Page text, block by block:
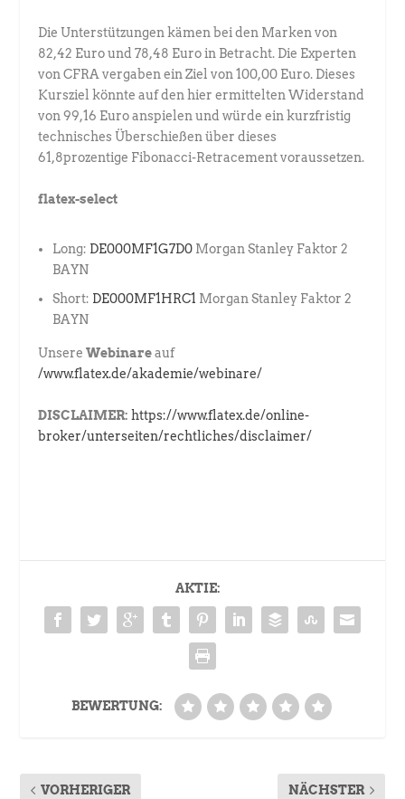
Die Unterstützungen kämen bei den Marken von
82,42 Euro und 78,48 Euro in Betracht. Die Experten
von CFRA vergaben ein Ziel von 100,00 Euro. Dieses
Kursziel könnte auf den hier ermittelten Widerstand
von 99,16 Euro anspielen und würde ein kurzfristig
technisches Überschießen über dieses
61,8prozentige Fibonacci-Retracement voraussetzen.
flatex-select
Long: DE000MF1G7D0 Morgan Stanley Faktor 2
BAYN
Short: DE000MF1HRC1 Morgan Stanley Faktor 2
BAYN
UnsereWebinareauf
/www.flatex.de/akademie/webinare/
DISCLAIMER: https://www.flatex.de/online-
broker/unterseiten/rechtliches/disclaimer/
AKTIE:
BEWERTUNG:
VORHERIGER NÄCHSTER